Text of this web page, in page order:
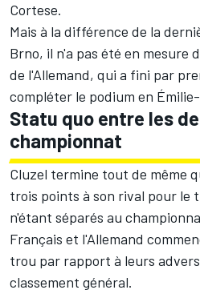
Cortese.
Mais à la différence de la
Brno, il n'a pas été en mesure
de l'Allemand, qui a fini par
compléter le podium en
Statu quo entre les
championnat
Cluzel termine tout de même
trois points à son rival pour le
n'étant séparés au
Français et l'Allemand
trou par rapport à leurs
classement général.